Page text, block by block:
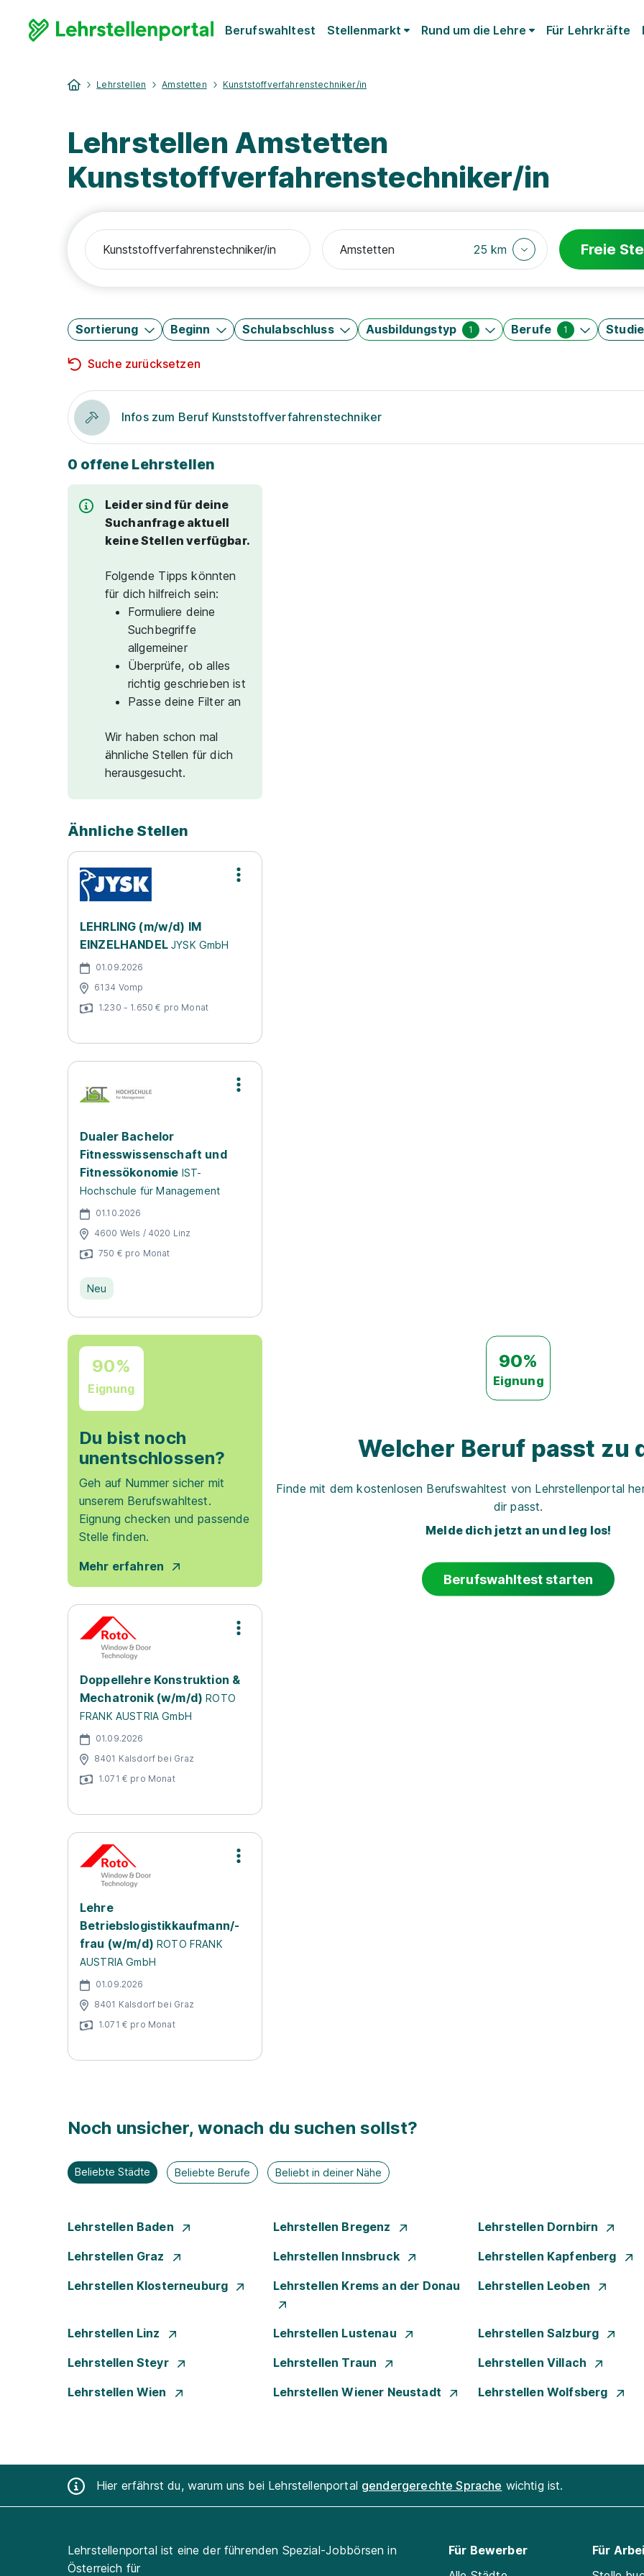
Berufswahltest Stellenmarkt Rund um die Lehre Für Lehrkräfte
Lehrstellen Amstetten Kunststoffverfahrenstechniker/in
Lehrstellen Amstetten
Kunststoffverfahrenstechniker/in
25 km Freie
Sortierung Beginn Schulabschluss Ausbildungstyp 1 Berufe 1
Suche zurücksetzen
Infos zum Beruf Kunststoffverfahrenstechniker
0 offene Lehrstellen
Leider sind für deine
Suchanfrage aktuell
keine Stellen verfügbar.
Folgende Tipps könnten
für dich hilfreich sein:
Formuliere deine
Suchbegriffe
allgemeiner
Überprüfe, ob alles
richtig geschrieben ist
Passe deine Filter an
Wir haben schon mal
ähnliche Stellen für dich
herausgesucht.
Ähnliche Stellen
LEHRLING (m/w/d) IM
EINZELHANDELJYSK GmbH
01.09.2026
6134 Vomp
1.230 - 1.650 € pro Monat
Dualer Bachelor
Fitnesswissenschaft und
Fitnessökonomie IST-
Hochschule für Management
01.10.2026
4600 Wels / 4020 Linz
750 € pro Monat
Neu
90%
Eignung
Du bist noch
unentschlossen?
Geh auf Nummer sicher mit
unserem Berufswahltest.
Eignung checken und passende
Stelle finden.
Mehr erfahren
Doppellehre Konstruktion &
Mechatronik (w/m/d) ROTO
FRANK AUSTRIA GmbH
01.09.2026
8401 Kalsdorf bei Graz
1.071 € pro Monat
Lehre
Betriebslogistikkaufmann/-
frau (w/m/d) ROTO FRANK
AUSTRIA GmbH
01.09.2026
8401 Kalsdorf bei Graz
1.071 € pro Monat
90%
Eignung
Welcher Beruf passt zu
Finde mit dem kostenlosen Berufswahltest von Lehrstellenportal
dir passt.
Melde dich jetzt an und leg los!
Berufswahltest starten
Noch unsicher, wonach du suchen sollst?
Beliebte Städte Beliebte Berufe Beliebt in deiner Nähe
Lehrstellen Baden Lehrstellen Bregenz Lehrstellen Dornbirn
Lehrstellen Graz Lehrstellen Innsbruck Lehrstellen Kapfenberg
Lehrstellen Klosterneuburg Lehrstellen Krems an der Donau Lehrstellen Leoben
Lehrstellen Linz Lehrstellen Lustenau Lehrstellen Salzburg
Lehrstellen Steyr Lehrstellen Traun Lehrstellen Villach
Lehrstellen Wien Lehrstellen Wiener Neustadt Lehrstellen Wolfsberg
Hier erfährst du, warum uns bei Lehrstellenportal gendergerechte Sprache wichtig ist.
Lehrstellenportal ist eine der führenden Spezial-Jobbörsen in
Österreich für
Für Bewerber
Für